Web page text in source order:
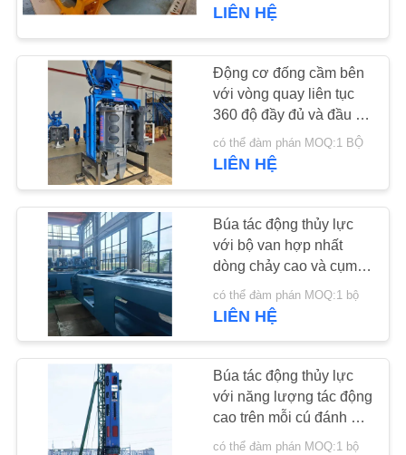
CHÚNG
TÔI
QUAN
NHÀ
MÁY
KIỂM
SOÁT
CHẤT
LƯỢNG
Máy búa rung điện
14
Trình điều khiển cọc
bên
43
LIÊN HỆ
Động cơ đống cầm bên
với vòng quay liên tục
360 độ đầy đủ và đầu lái
nghiêng hai chiều
SV400 cho các vị trí
không gian đầu thấp
có thể đàm phán MOQ:1 BỘ
LIÊN HỆ
Búa tác động thủy lực
với bộ van hợp nhất
dòng chảy cao và cụm
van điều khiển tích hợp
– HDY25 cho đóng cọc
có thể đàm phán MOQ:1 bộ
LIÊN HỆ
Búa tác động thủy lực
với năng lượng tác động
cao trên mỗi cú đánh và
vận hành thân thiện với
có thể đàm phán MOQ:1 bộ